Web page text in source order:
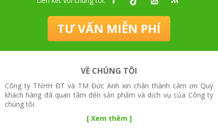
TƯ VẤN MIỄN PHÍ
VỀ CHÚNG TÔI
Công ty TNHH ĐT và TM Đức Anh xin chân thành cám ơn Quý
khách hàng đã quan tâm đến sản phẩm và dịch vụ của Công ty
chúng tôi.
[ Xem thêm ]